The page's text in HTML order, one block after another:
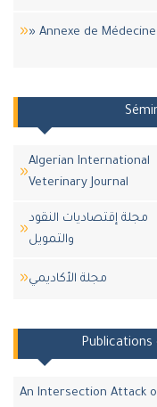
» Annexe de
Algerian International
Veterinary Journal
مجلة إقتصاديات النقود
والتمويل
مجلة اﻷكاديمي
Publications
An Intersection Attack